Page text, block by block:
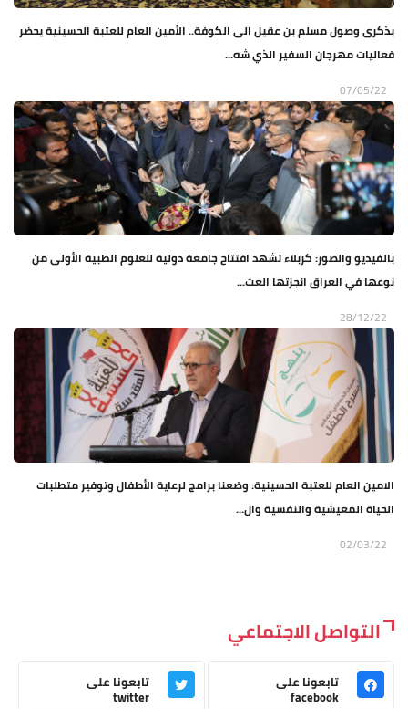
بذكرى وصول مسلم بن عقيل الى الكوفة.. الأمين العام للعتبة الحسينية يحضر
فعاليات مهرجان السفير الذي شه...
07/05/22
بالفيديو والصور: كربلاء تشهد افتتاح جامعة دولية للعلوم الطبية الأولى من
نوعها في العراق انجزتها العت...
28/12/22
الامين العام للعتبة الحسينية: وضعنا برامج لرعاية الأطفال وتوفير متطلبات
الحياة المعيشية والنفسية وال...
02/03/22
التواصل الاجتماعي
تابعونا على
facebook
تابعونا على
twitter